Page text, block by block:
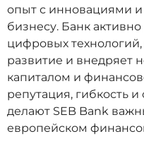
опыт с инновациями
бизнесу. Банк
цифровых
развитие и внедряет
капиталом и
репутация, гибкость
делают SEB Bank
европейском